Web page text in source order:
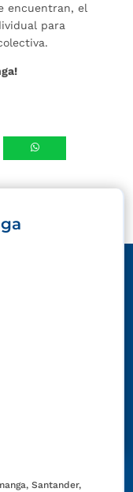
encuentran, el
para
Santander,